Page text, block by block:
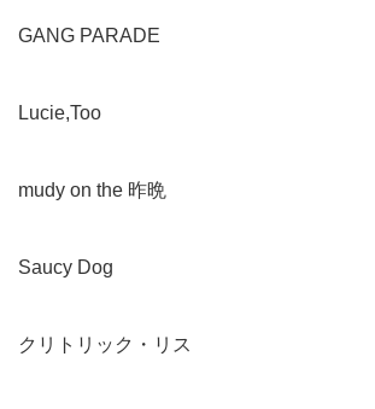
GANG PARADE
Lucie,Too
mudy on the 昨晩
Saucy Dog
クリトリック・リス